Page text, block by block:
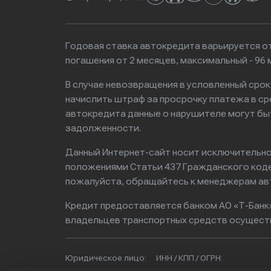
Годовая ставка автокредита варьируется
погашения от 2 месяцев, максимальный -
В случае невозвращения в условленный
начислить штраф за просрочку платежа в
автокредита данные о нарушителе могут
задолженности.
Данный Интернет-сайт носит
положениями Статьи 437 Гражданского
пожалуйста, обращайтесь к менеджерам
Кредит предоставляется банком АО «Т-
владельцев транспортных средств
Юридическое лицо:
ИНН / КПП / ОГРН: